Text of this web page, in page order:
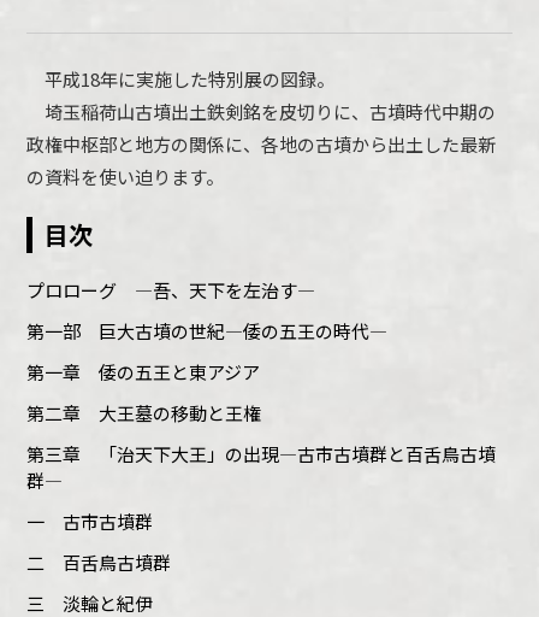
平成18年に実施した特別展の図録。
埼玉稲荷山古墳出土鉄剣銘を皮切りに、古墳時代中期の
政権中枢部と地方の関係に、各地の古墳から出土した最新
の資料を使い迫ります。
目次
プロローグ ―吾、天下を左治す―
第一部 巨大古墳の世紀―倭の五王の時代―
第一章 倭の五王と東アジア
第二章 大王墓の移動と王権
第三章 「治天下大王」の出現―古市古墳群と百舌鳥古墳
群―
一 古市古墳群
二 百舌鳥古墳群
三 淡輪と紀伊